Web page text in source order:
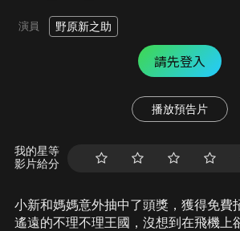
演員 野原新之助
請先登入
播放預告片
我的星等
影片給分
小新和媽媽意外抽中了頭獎，獲得免費
遙遠的不理不理王國，沒想到在飛機上